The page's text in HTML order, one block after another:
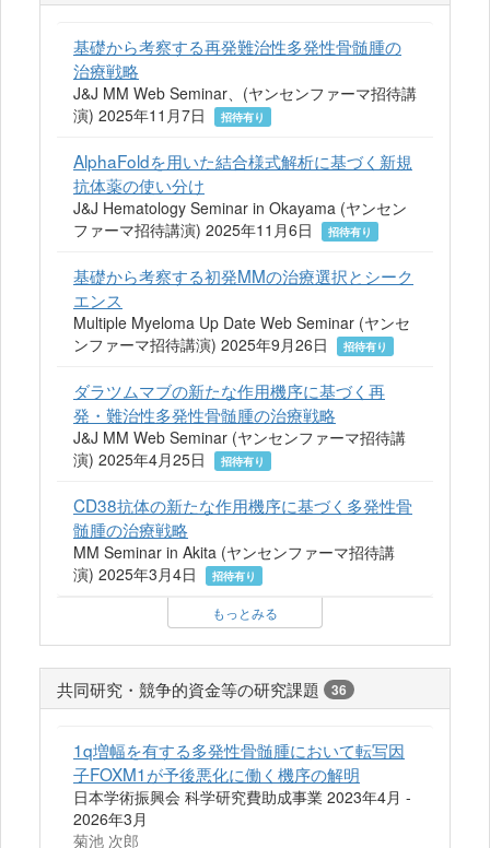
基礎から考察する再発難治性多発性骨髄腫の
治療戦略
J&J MM Web Seminar、(ヤンセンファーマ招待講
演) 2025年11月7日
招待有り
AlphaFoldを用いた結合様式解析に基づく新規
抗体薬の使い分け
J&J Hematology Seminar in Okayama (ヤンセン
ファーマ招待講演) 2025年11月6日
招待有り
基礎から考察する初発MMの治療選択とシーク
エンス
Multiple Myeloma Up Date Web Seminar (ヤンセ
ンファーマ招待講演) 2025年9月26日
招待有り
ダラツムマブの新たな作用機序に基づく再
発・難治性多発性骨髄腫の治療戦略
J&J MM Web Seminar (ヤンセンファーマ招待講
演) 2025年4月25日
招待有り
CD38抗体の新たな作用機序に基づく多発性骨
髄腫の治療戦略
MM Seminar in Akita (ヤンセンファーマ招待講
演) 2025年3月4日
招待有り
もっとみる
共同研究・競争的資金等の研究課題 36
1q増幅を有する多発性骨髄腫において転写因
子FOXM1が予後悪化に働く機序の解明
日本学術振興会 科学研究費助成事業 2023年4月 -
2026年3月
菊池 次郎